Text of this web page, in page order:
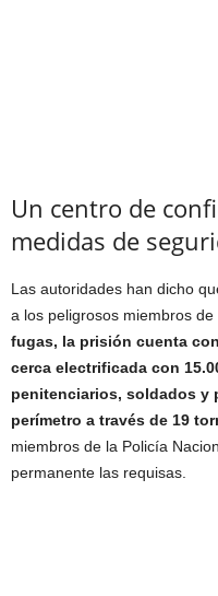
Un centro de
medidas de
Las autoridades han dicho
a los peligrosos miembros de
fugas, la prisión cuenta
cerca electrificada con
penitenciarios, soldados y
perímetro a través de 19
miembros de la Policía
permanente las requisas.